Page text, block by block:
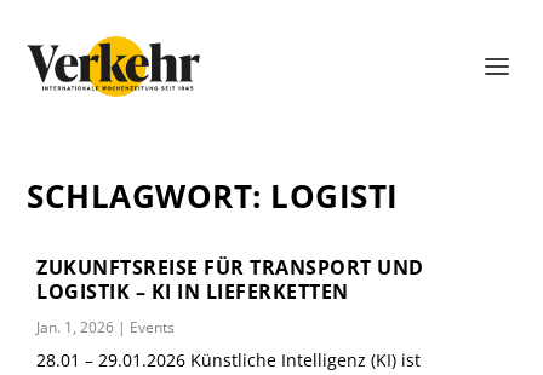
SCHLAGWORT: LOGISTI
ZUKUNFTSREISE FÜR TRANSPORT UND
LOGISTIK – KI IN LIEFERKETTEN
Jan. 1, 2026 | Events
28.01 – 29.01.2026 Künstliche Intelligenz (KI) ist